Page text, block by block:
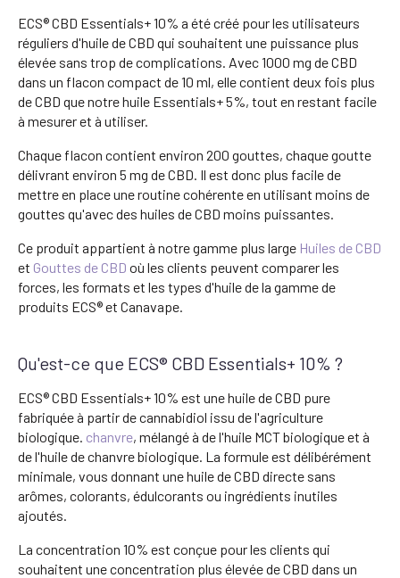
ECS® CBD Essentials+ 10% a été créé pour les utilisateurs
réguliers d'huile de CBD qui souhaitent une puissance plus
élevée sans trop de complications. Avec 1000 mg de CBD
dans un flacon compact de 10 ml, elle contient deux fois plus
de CBD que notre huile Essentials+ 5%, tout en restant facile
à mesurer et à utiliser.
Chaque flacon contient environ 200 gouttes, chaque goutte
délivrant environ 5 mg de CBD. Il est donc plus facile de
mettre en place une routine cohérente en utilisant moins de
gouttes qu'avec des huiles de CBD moins puissantes.
Ce produit appartient à notre gamme plus large Huiles de CBD
et Gouttes de CBD où les clients peuvent comparer les
forces, les formats et les types d'huile de la gamme de
produits ECS® et Canavape.
Qu'est-ce que ECS® CBD Essentials+ 10% ?
ECS® CBD Essentials+ 10% est une huile de CBD pure
fabriquée à partir de cannabidiol issu de l'agriculture
biologique. chanvre, mélangé à de l'huile MCT biologique et à
de l'huile de chanvre biologique. La formule est délibérément
minimale, vous donnant une huile de CBD directe sans
arômes, colorants, édulcorants ou ingrédients inutiles
ajoutés.
La concentration 10% est conçue pour les clients qui
souhaitent une concentration plus élevée de CBD dans un